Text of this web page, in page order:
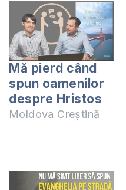
Mă pierd când
spun oamenilor
despre Hristos
Moldova Creștină